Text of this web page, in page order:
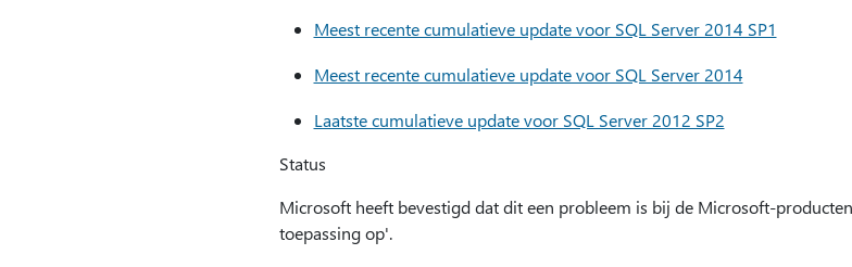
Meest recente cumulatieve update voor SQL Server 2014 SP1
Meest recente cumulatieve update voor SQL Server 2014
Laatste cumulatieve update voor SQL Server 2012 SP2
Status
Microsoft heeft bevestigd dat dit een probleem is bij de Microsoft-
toepassing op'.